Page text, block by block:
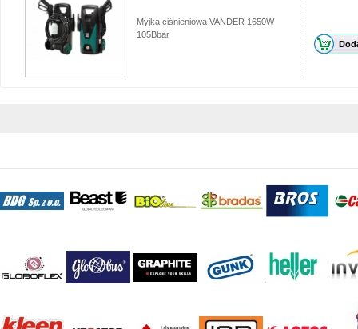
Myjka ciśnieniowa VANDER 1650W
105Bbar